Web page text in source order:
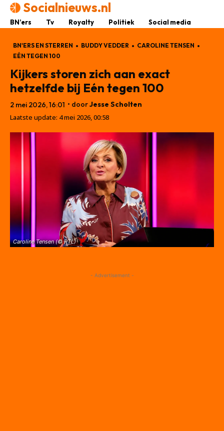
Socialnieuws.nl
BN’ers Tv Royalty Politiek Social media
BN'ERS EN STERREN BUDDY VEDDER
CAROLINE TENSEN
EÉN TEGEN 100
Kijkers storen zich aan exact
hetzelfde bij Eén tegen 100
2 mei 2026, 16:01 • doorJesse Scholten
Laatste update: 4 mei 2026, 00:58
Caroline Tensen (© RTL)
- Advertisement -